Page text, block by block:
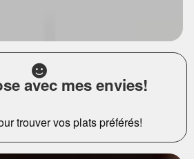
avec mes envies!
trouver vos plats préférés!